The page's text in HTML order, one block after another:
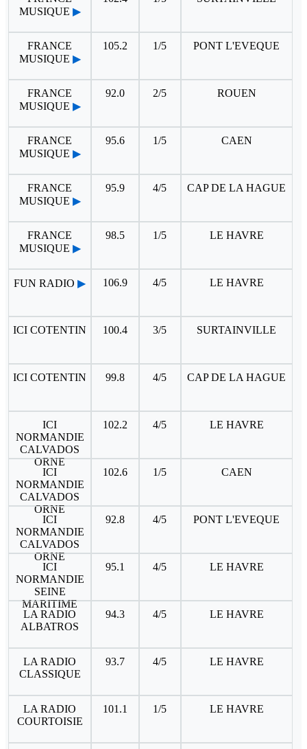
MUSIQUE ▶
FRANCE
MUSIQUE ▶
105.2 1/5 PONT L'EVEQUE
FRANCE
MUSIQUE ▶
92.0 2/5 ROUEN
FRANCE
MUSIQUE ▶
95.6 1/5 CAEN
FRANCE
MUSIQUE ▶
95.9 4/5 CAP DE LA HAGUE
FRANCE
MUSIQUE ▶
98.5 1/5 LE HAVRE
FUN RADIO ▶ 106.9 4/5 LE HAVRE
ICI COTENTIN 100.4 3/5 SURTAINVILLE
ICI COTENTIN 99.8 4/5 CAP DE LA HAGUE
ICI
NORMANDIE
CALVADOS
ORNE
102.2 4/5 LE HAVRE
ICI
NORMANDIE
CALVADOS
ORNE
102.6 1/5 CAEN
ICI
NORMANDIE
CALVADOS
ORNE
92.8 4/5 PONT L'EVEQUE
ICI
NORMANDIE
SEINE
MARITIME
95.1 4/5 LE HAVRE
LA RADIO
ALBATROS
94.3 4/5 LE HAVRE
LA RADIO
CLASSIQUE
93.7 4/5 LE HAVRE
LA RADIO
COURTOISIE
101.1 1/5 LE HAVRE